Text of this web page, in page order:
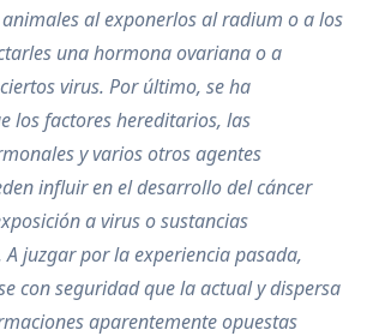
al exponerlos al radium o a los
una hormona ovariana o a
virus. Por último, se ha
los factores hereditarios, las
y varios otros agentes
influir en el desarrollo del cáncer
a virus o sustancias
A juzgar por la experiencia pasada,
con seguridad que la actual y dispersa
aparentemente opuestas